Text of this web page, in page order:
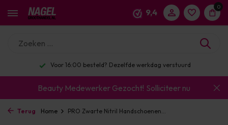
9,4
0
Voor 16:00 besteld? Dezelfde werkdag verstuurd
Beauty Medewerker Gezocht! Solliciteer nu
Terug Home PRO Zwarte Nitril Handschoenen...